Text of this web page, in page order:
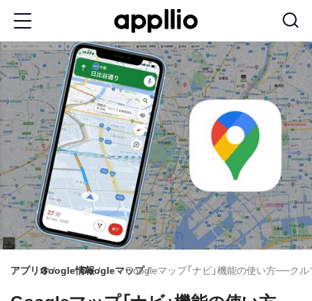
コ
ン
テ
ン
ツ
に
移
アプリオGoogle情報GoogleマップGoogleマップ「ナビ」機能の使い方──ク